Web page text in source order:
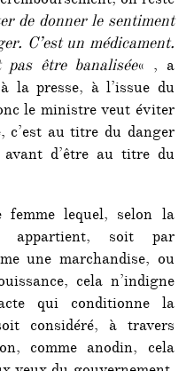
de donner le sentiment
C’est un médicament.
être banalisée« , a
la presse, à l’issue du
le ministre veut éviter
au titre du danger
avant d’être au titre du
lequel, selon la
appartient, soit par
une marchandise, ou
cela n’indigne
qui conditionne la
considéré, à travers
comme anodin, cela